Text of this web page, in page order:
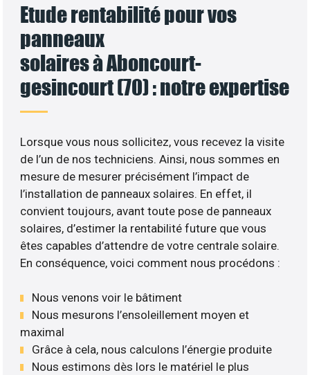
Etude rentabilité pour vos
panneaux
solaires à Aboncourt-
gesincourt (70) : notre expertise
Lorsque vous nous sollicitez, vous recevez la visite
de l’un de nos techniciens. Ainsi, nous sommes en
mesure de mesurer précisément l’impact de
l’installation de panneaux solaires. En effet, il
convient toujours, avant toute pose de panneaux
solaires, d’estimer la rentabilité future que vous
êtes capables d’attendre de votre centrale solaire.
En conséquence, voici comment nous procédons :
Nous venons voir le bâtiment
Nous mesurons l’ensoleillement moyen et
maximal
Grâce à cela, nous calculons l’énergie produite
Nous estimons dès lors le matériel le plus